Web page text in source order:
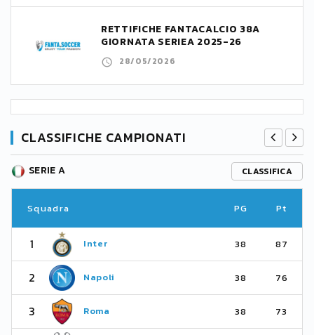
RETTIFICHE FANTACALCIO 38A
GIORNATA SERIEA 2025-26
28/05/2026
CLASSIFICHE CAMPIONATI
SERIE A CLASSIFICA
Squadra PG Pt
1 Inter 38 87
2 Napoli 38 76
3 Roma 38 73